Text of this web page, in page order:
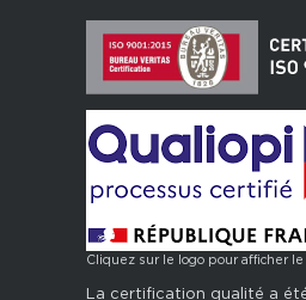
Cliquez sur le logo pour afficher
La certification qualité a